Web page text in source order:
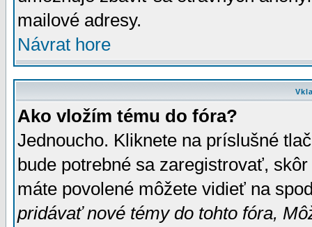
mailové adresy.
Návrat hore
Ako vložím tému do fóra?
Jednoucho. Kliknete na príslušné
bude potrebné sa zaregistrovať,
máte povolené môžete vidieť na
pridávať nové témy do tohto fóra,